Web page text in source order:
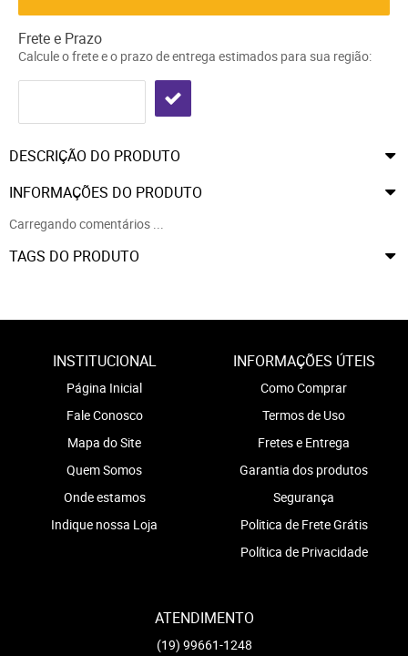
Frete e Prazo
Calcule o frete e o prazo de entrega estimados para sua região:
DESCRIÇÃO DO PRODUTO
INFORMAÇÕES DO PRODUTO
Carregando comentários ...
TAGS DO PRODUTO
INSTITUCIONAL
Página Inicial
Fale Conosco
Mapa do Site
Quem Somos
Onde estamos
Indique nossa Loja
INFORMAÇÕES ÚTEIS
Como Comprar
Termos de Uso
Fretes e Entrega
Garantia dos produtos
Segurança
Politica de Frete Grátis
Política de Privacidade
ATENDIMENTO
(19) 99661-1248